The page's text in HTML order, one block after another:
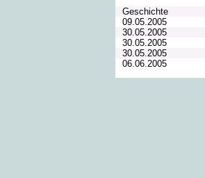
Geschichte
09.05.2005
30.05.2005
30.05.2005
30.05.2005
06.06.2005